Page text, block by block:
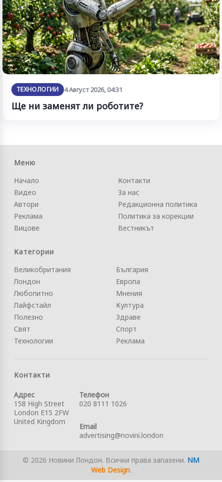
ТЕХНОЛОГИИ 4 Август 2026, 04:31
Ще ни заменят ли роботите?
Меню
Начало
Видео
Автори
Реклама
Вицове
Контакти
За нас
Редакционна политика
Политика за корекции
Вестникът
Категории
Великобритания
Лондон
Любопитно
Лайфстайл
Полезно
Свят
Технологии
България
Европа
Мнения
Култура
Здраве
Спорт
Реклама
Контакти
Адрес
158 High Street
London E15 2FW
United Kingdom
Телефон
020 8111 1026
Email
advertising@novini.london
© 2026 Новини Лондон. Всички права запазени. NM
Web Design.